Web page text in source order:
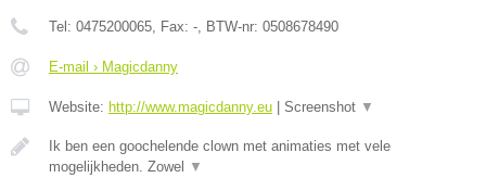
Tel: 0475200065 , Fax: - , BTW-nr: 0508678490
E-mail › Magicdanny
Website: http://www.magicdanny.eu | Screenshot ▼
Ik ben een goochelende clown met animaties met vele
mogelijkheden. Zowel ▼